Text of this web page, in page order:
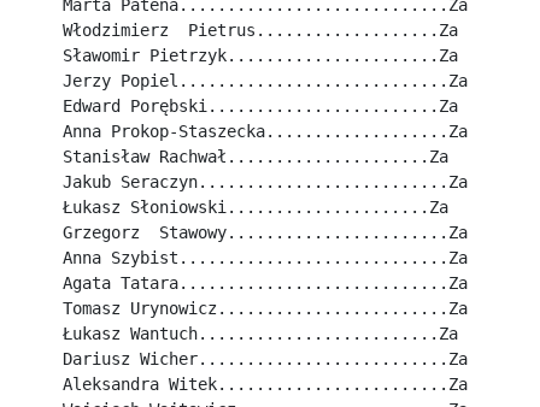
Marta Patena............................Za
Włodzimierz  Pietrus...................Za
Sławomir Pietrzyk......................Za
Jerzy Popiel............................Za
Edward Porębski........................Za
Anna Prokop-Staszecka...................Za
Stanisław Rachwał.....................Za
Jakub Seraczyn..........................Za
Łukasz Słoniowski.....................Za
Grzegorz  Stawowy.......................Za
Anna Szybist............................Za
Agata Tatara............................Za
Tomasz Urynowicz........................Za
Łukasz Wantuch.........................Za
Dariusz Wicher..........................Za
Aleksandra Witek........................Za